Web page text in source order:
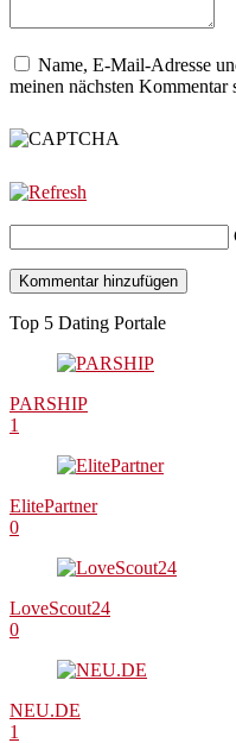
Name, E-Mail-Adresse
meinen nächsten Kommentar
Top 5 Dating Portale
PARSHIP
1
ElitePartner
0
LoveScout24
0
NEU.DE
1